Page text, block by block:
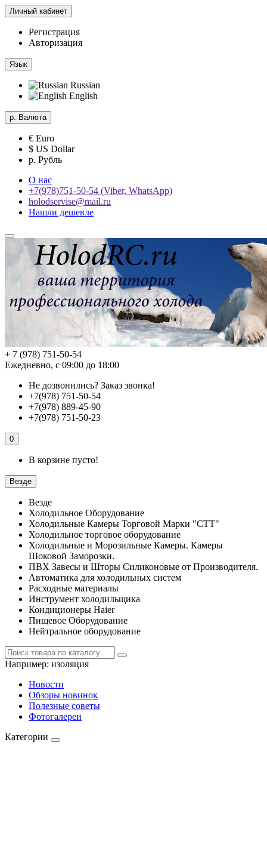
Личный кабинет
Регистрация
Авторизация
Язык
Russian
English
р. Валюта
€ Euro
$ US Dollar
р. Рубль
О нас
+7(978)751-50-54 (Viber, WhatsApp)
holodservise@mail.ru
Нашли дешевле
+ 7 (978) 751-50-54
Ежедневно, с 09:00 до 18:00
Не дозвонились? Заказ звонка!
+7(978) 751-50-54
+7(978) 889-45-90
+7(978) 751-50-23
0
В корзине пусто!
Везде
Везде
Холодильное Оборудование
Холодильные Камеры Торговой Марки "СТТ"
Холодильное торговое оборудование
Холодильные и Морозильные Камеры. Камеры
Шоковой Заморозки.
ПВХ Завесы и Шторы Силиконовые от Производителя.
Автоматика для холодильных систем
Расходные материалы
Инструмент холодильщика
Кондиционеры Haier
Пищевое Оборудование
Нейтральное оборудование
Например: изоляция
Новости
Обзоры новинок
Полезные советы
Фотогалереи
Категории